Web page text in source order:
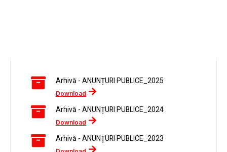
Arhivă - ANUNȚURI PUBLICE_2025
Download
Arhivă - ANUNȚURI PUBLICE_2024
Download
Arhivă - ANUNȚURI PUBLICE_2023